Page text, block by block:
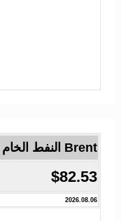
Brent النفط الخام
$82.53
2026.08.06